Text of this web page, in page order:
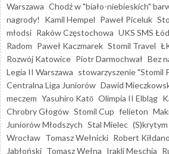
Warszawa Chodź w "biało-niebieskich"
nagrody!
Kamil Hempel Paweł Piceluk
młodsi Raków Częstochowa UKS SMS
Radom Paweł Kaczmarek Stomil Travel
Rozwój Katowice Piotr Darmochwał Bez
Legia II Warszawa stowarzyszenie "Stomil
Centralna Liga Juniorów Dawid
meczem Yasuhiro Katō Olimpia II Elbląg
Chrobry Głogów Stomil Cup felieton
Juniorów Młodszych Stal Mielec
Wrocław Tomasz Wełnicki Robert
Jabłoński Tomasz Wełna Irakli Meschia